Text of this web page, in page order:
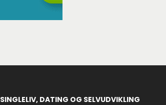
SINGLELIV, DATING OG SELVUDVIKLING